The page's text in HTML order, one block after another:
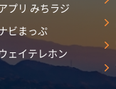
プリ みちラジ
ビまっぷ
ェイテレホン